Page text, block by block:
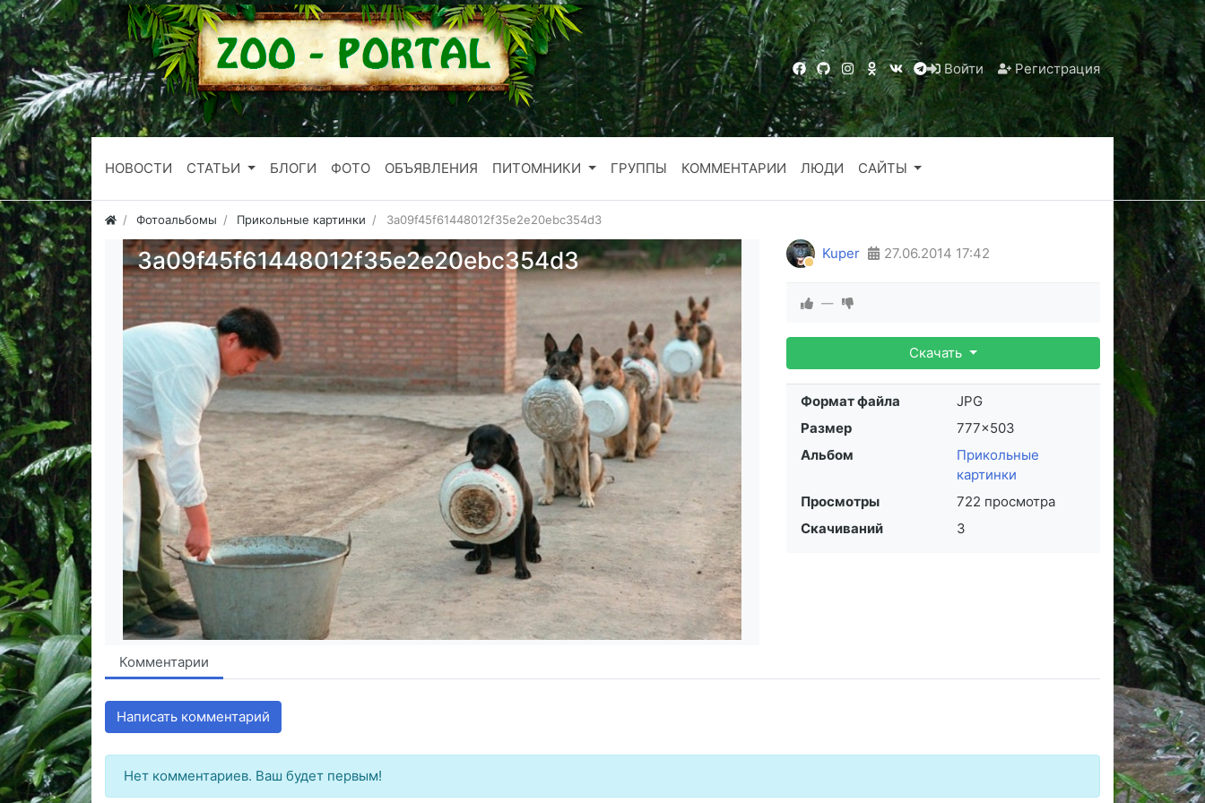
Войти Регистрация
НОВОСТИ СТАТЬИ БЛОГИ ФОТО ОБЪЯВЛЕНИЯ ПИТОМНИКИ ГРУППЫ КОММЕНТАРИИ ЛЮДИ САЙТЫ
Фотоальбомы Прикольные картинки 3a09f45f61448012f35e2e20ebc354d3
3a09f45f61448012f35e2e20ebc354d3 Kuper 27.06.2014 17:42
—
Скачать
Формат файла
JPG
Размер
777×503
Альбом
Прикольные
картинки
Просмотры
722 просмотра
Скачиваний
3
Комментарии
Написать комментарий
Нет комментариев. Ваш будет первым!